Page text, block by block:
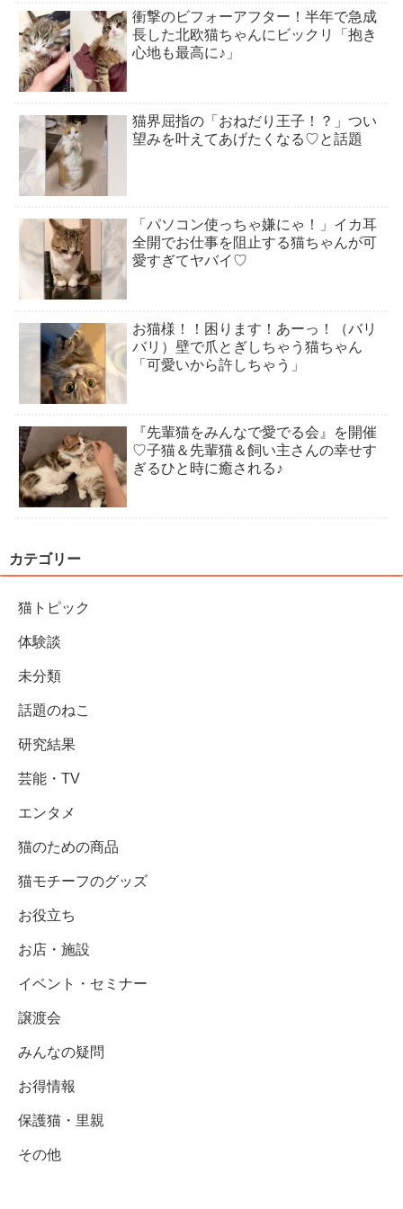
衝撃のビフォーアフター！半年で急成
長した北欧猫ちゃんにビックリ「抱き
心地も最高に♪」
猫界屈指の「おねだり王子！？」つい
望みを叶えてあげたくなる♡と話題
「パソコン使っちゃ嫌にゃ！」イカ耳
全開でお仕事を阻止する猫ちゃんが可
愛すぎてヤバイ♡
お猫様！！困ります！あーっ！（バリ
バリ）壁で爪とぎしちゃう猫ちゃん
「可愛いから許しちゃう」
『先輩猫をみんなで愛でる会』を開催
♡子猫＆先輩猫＆飼い主さんの幸せす
ぎるひと時に癒される♪
カテゴリー
猫トピック
体験談
未分類
話題のねこ
研究結果
芸能・TV
エンタメ
猫のための商品
猫モチーフのグッズ
お役立ち
お店・施設
イベント・セミナー
譲渡会
みんなの疑問
お得情報
保護猫・里親
その他